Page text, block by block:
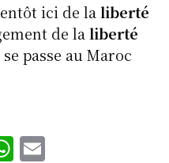
ici de la liberté
de la liberté
passe au Maroc
W